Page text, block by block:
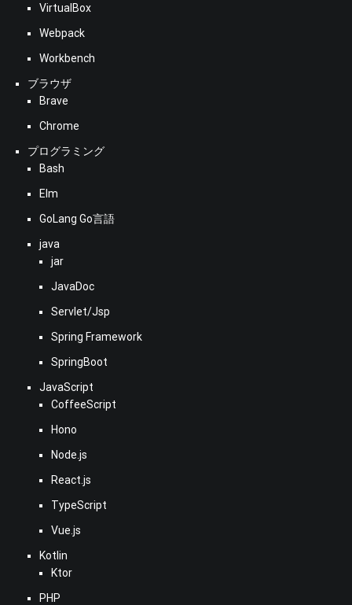
VirtualBox
Webpack
Workbench
ブラウザ
Brave
Chrome
プログラミング
Bash
Elm
GoLang Go言語
java
jar
JavaDoc
Servlet/Jsp
Spring Framework
SpringBoot
JavaScript
CoffeeScript
Hono
Node.js
React.js
TypeScript
Vue.js
Kotlin
Ktor
PHP